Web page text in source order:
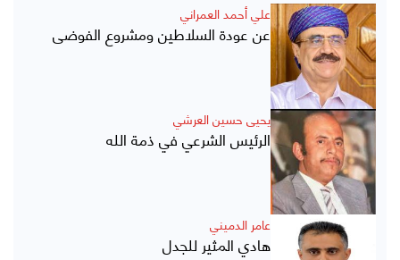
علي أحمد العمراني
عن عودة السلاطين ومشروع الفوضى
يحيى حسين العرشي
الرئيس الشرعي في ذمة الله
عامر الدميني
هادي المثير للجدل